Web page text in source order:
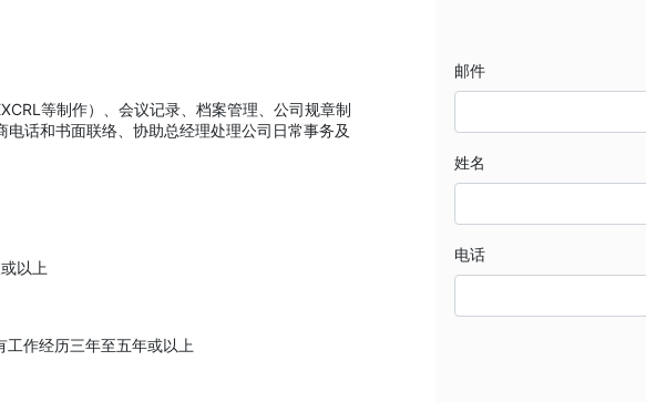
等制作）、会议记录、档案管理、公司规章制
电话和书面联络、协助总经理处理公司日常事务及
以上
作经历三年至五年或以上
邮件
姓名
电话